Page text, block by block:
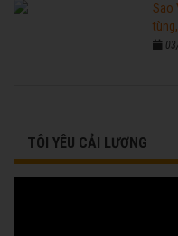
Sao
TÔI YÊU CẢI LƯƠNG